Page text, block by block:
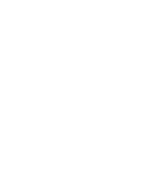
DI
II